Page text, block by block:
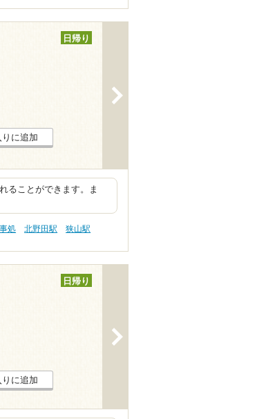
日帰り
に追加
ることができます。ま
処 北野田駅
狭山駅
日帰り
に追加